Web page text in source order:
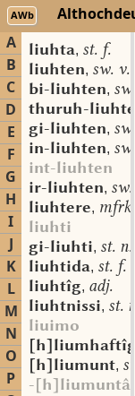
AWb
A
B
C
D
E
F
G
H
I
J
K
L
M
N
O
P
liuhta, st. f.
liuhten, sw. v.
bi-liuhten, sw.
thuruh-liuhten
gi-liuhten, sw.
in-liuhten, sw.
int-liuhten
ir-liuhten, sw.
liuhtere, mfrk.
liuhti
gi-liuhti, st. n.
liuhtida, st. f.
liuhtîg, adj.
liuhtnissi, st. n.
liuimo
[h]liumhaftîg
[h]liumunt,
-[h]liumuntâri